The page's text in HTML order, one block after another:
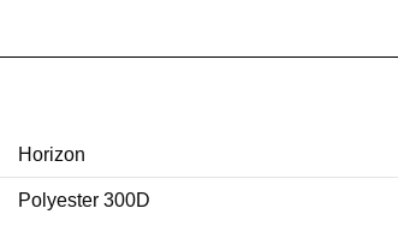
Horizon
Polyester 300D